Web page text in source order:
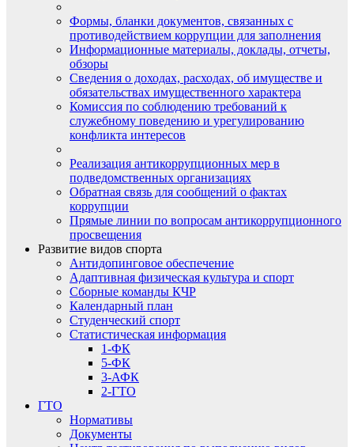
Формы, бланки документов, связанных с
противодействием коррупции для заполнения
Информационные материалы, доклады, отчеты,
обзоры
Сведения о доходах, расходах, об имуществе и
обязательствах имущественного характера
Комиссия по соблюдению требований к
служебному поведению и урегулированию
конфликта интересов
Реализация антикоррупционных мер в
подведомственных организациях
Обратная связь для сообщений о фактах
коррупции
Прямые линии по вопросам антикоррупционного
просвещения
Развитие видов спорта
Антидопинговое обеспечение
Адаптивная физическая культура и спорт
Сборные команды КЧР
Календарный план
Студенческий спорт
Статистическая информация
1-ФК
5-ФК
3-АФК
2-ГТО
ГТО
Нормативы
Документы